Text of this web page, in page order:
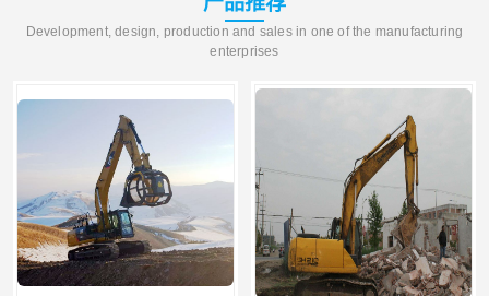
Development, design, production and sales in one of the manufacturing
enterprises